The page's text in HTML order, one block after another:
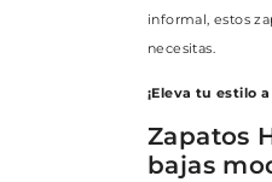
informal, estos
necesitas.
¡Eleva tu estilo
Zapatos
bajas